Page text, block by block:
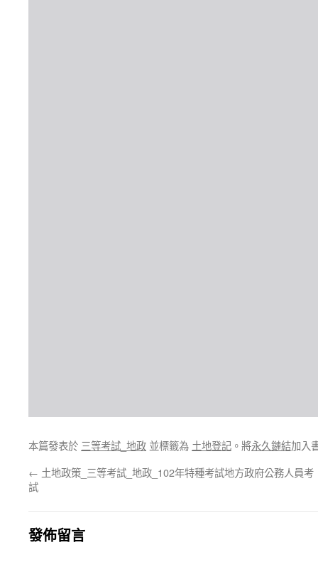
本篇發表於 三等考試_地政 並標籤為 土地登記 。將永久鏈結加入
← 土地政策_三等考試_地政_102年特種考試地方政府公務人員考
試
發佈留言